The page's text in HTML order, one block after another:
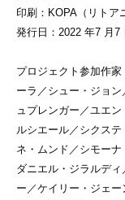
印刷：KOPA（リトア
発行日：2022 年7 月7
プロジェクト参加作
ーラ／シュー・ジョ
ュプレンガー／ユエ
ルシエール／シクス
ネ・ムンド／シモー
ダニエル・ジラルデ
ー／ケイリー・ジェ